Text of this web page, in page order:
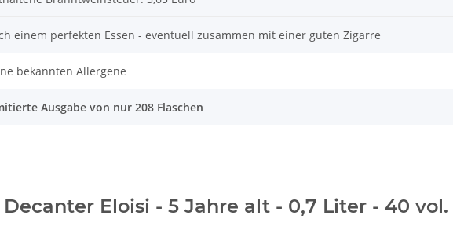
einem perfekten Essen - eventuell zusammen mit einer guten Zigarre
bekannten Allergene
Ausgabe von nur 208 Flaschen
Decanter Eloisi - 5 Jahre alt - 0,7 Liter - 40